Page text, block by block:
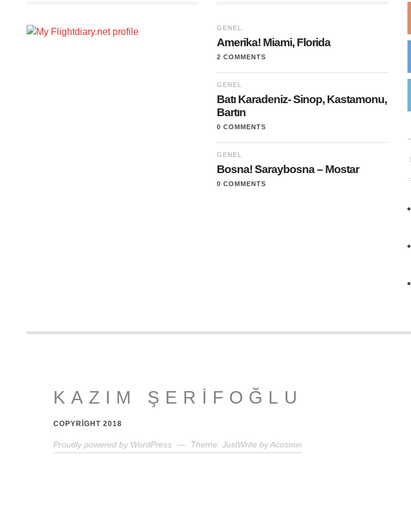
GENEL
Amerika! Miami, Florida
2 COMMENTS
GENEL
Batı Karadeniz- Sinop, Kastamonu,
Bartın
0 COMMENTS
GENEL
Bosna! Saraybosna – Mostar
0 COMMENTS
KAZIM ŞERIFOĞLU
COPYRIGHT 2018
Proudly powered by WordPress — Theme: JustWrite byAcosmin